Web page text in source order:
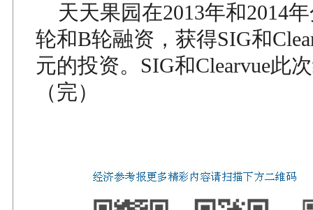
天天果园在2013年和2014
轮和B轮融资，获得SIG和
元的投资。SIG和Clearvue此
（完）